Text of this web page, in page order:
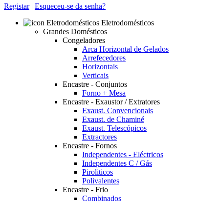
Registar| Esqueceu-se da senha?
Eletrodomésticos
Grandes Domésticos
Congeladores
Arca Horizontal de Gelados
Arrefecedores
Horizontais
Verticais
Encastre - Conjuntos
Forno + Mesa
Encastre - Exaustor / Extratores
Exaust. Convencionais
Exaust. de Chaminé
Exaust. Telescópicos
Extractores
Encastre - Fornos
Independentes - Eléctricos
Independentes C / Gás
Piroliticos
Polivalentes
Encastre - Frio
Combinados